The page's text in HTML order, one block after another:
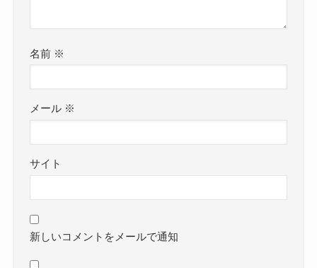
名前 ※
メール ※
サイト
新しいコメントをメールで通知